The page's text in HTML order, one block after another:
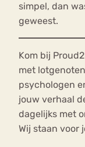
simpel, dan
geweest.
Kom bij
met
psychologen
jouw verhaal
dagelijks met
Wij staan voor